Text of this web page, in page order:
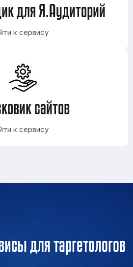
для Я.Аудиторий
к сервису
сайтов
к сервису
для таргетологов